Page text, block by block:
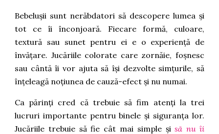
Bebelușii sunt nerăbdatori să descopere lumea și
tot ce îi înconjoară. Fiecare formă, culoare,
textură sau sunet pentru ei e o experiență de
învățare. Jucăriile colorate care zornăie, foșnesc
sau cântă îi vor ajuta să își dezvolte simțurile, să
înțeleagă noțiunea de cauză-efect și nu numai.
Ca părinți cred că trebuie să fim atenți la trei
lucruri importante pentru binele și siguranța lor.
Jucăriile trebuie să fie cât mai simple șisă nu îi